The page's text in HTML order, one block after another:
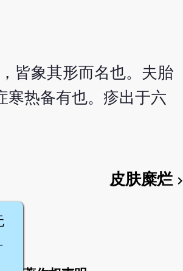
皆象其形而名也。夫胎
寒热备有也。疹出于六
皮肤糜烂chevron_right